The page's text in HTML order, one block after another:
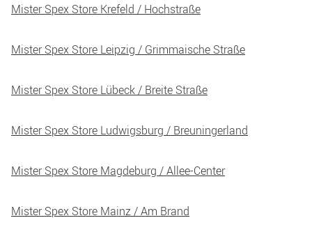
Mister Spex Store Krefeld / Hochstraße
Mister Spex Store Leipzig / Grimmaische Straße
Mister Spex Store Lübeck / Breite Straße
Mister Spex Store Ludwigsburg / Breuningerland
Mister Spex Store Magdeburg / Allee-Center
Mister Spex Store Mainz / Am Brand